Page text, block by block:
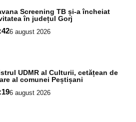
Screening TB și-a încheiat
în județul Gorj
6 august 2026
UDMR al Culturii, cetățean de
al comunei Peștișani
6 august 2026